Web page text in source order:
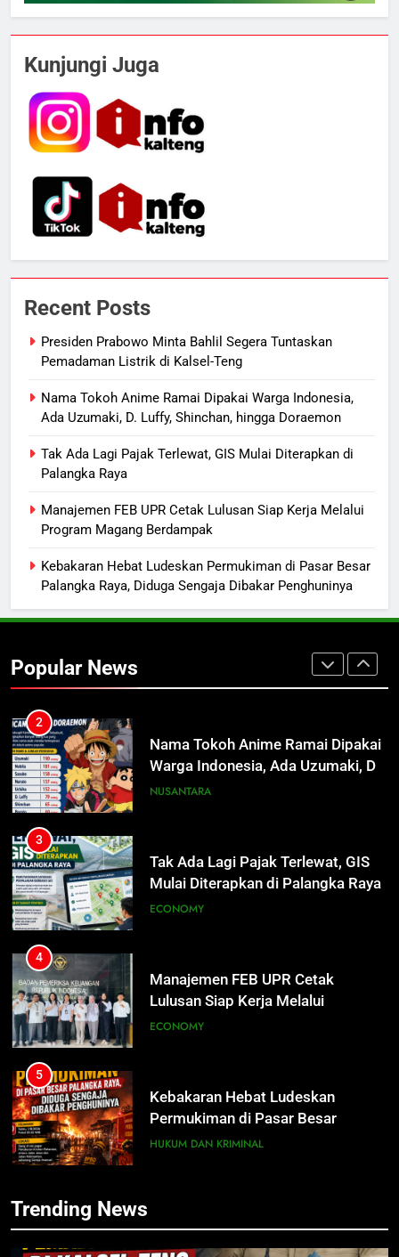
Kunjungi Juga
Recent Posts
Presiden Prabowo Minta Bahlil Segera Tuntaskan
Pemadaman Listrik di Kalsel-Teng
Nama Tokoh Anime Ramai Dipakai Warga Indonesia,
Ada Uzumaki, D. Luffy, Shinchan, hingga Doraemon
Tak Ada Lagi Pajak Terlewat, GIS Mulai Diterapkan di
Palangka Raya
Manajemen FEB UPR Cetak Lulusan Siap Kerja Melalui
Program Magang Berdampak
Kebakaran Hebat Ludeskan Permukiman di Pasar Besar
Palangka Raya, Diduga Sengaja Dibakar Penghuninya
Popular News
5
Kebakaran Hebat Ludeskan
Permukiman di Pasar Besar
Dibakar Penghuninya
6
Mantan Wakil Wali Kota Keluhkan
Meresahkan Pengendara
REGION VIRAL
Suara Bising Berujung Penindakan,
Berknalpot Brong
8
Harga Pertalite Subsidi Eceran di
Lamandau Masih Tembus Rp15
Presiden Prabowo Minta Bahlil
Segera Tuntaskan Pemadaman
NUSANTARA
2
Warga Indonesia, Ada Uzumaki, D.
Luffy, Shinchan, hingga Doraemon
3
Tak Ada Lagi Pajak Terlewat, GIS
Mulai Diterapkan di Palangka Raya
ECONOMY
4
Manajemen FEB UPR Cetak
Lulusan Siap Kerja Melalui
Program Magang Berdampak
ECONOMY
5
Kebakaran Hebat Ludeskan
Permukiman di Pasar Besar
Palangka Raya, Diduga Sengaja
HUKUM DAN KRIMINAL
6
Mantan Wakil Wali Kota Keluhkan
Badut Jalanan, Sebut Mulai
Meresahkan Pengendara
REGION VIRAL
Trending News
5
Kebakaran Hebat Ludeskan
Permukiman di Pasar Besar
Mantan Wakil Wali Kota Keluhkan